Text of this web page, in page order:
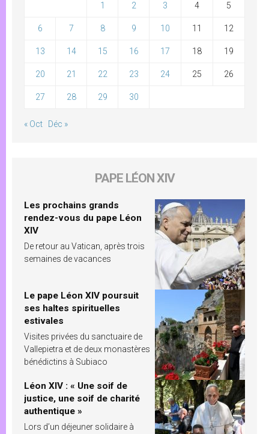
1 2 3 4 5
6 7 8 9 10 11 12
13 14 15 16 17 18 19
20 21 22 23 24 25 26
27 28 29 30
« Oct Déc »
PAPE LÉON XIV
Les prochains grands
rendez-vous du pape Léon
XIV
De retour au Vatican, après trois
semaines de vacances
Le pape Léon XIV poursuit
ses haltes spirituelles
estivales
Visites privées du sanctuaire de
Vallepietra et de deux monastères
bénédictins à Subiaco
Léon XIV : « Une soif de
justice, une soif de charité
authentique »
Lors d’un déjeuner solidaire à